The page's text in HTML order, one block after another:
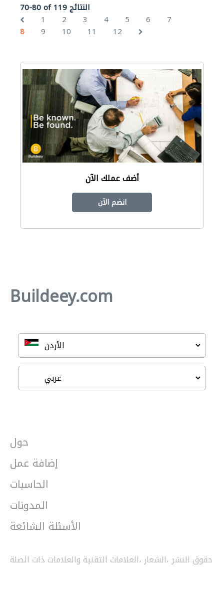
70-80 of 119 النتائج
1
2 3 4 5 6
7
8
9 10 11 12
أضف عملك الآن
انضم الآن
Buildeey.com
حول
إضافة عمل
الحاسبات
المدونات
الأسئلة الشائعة
حقوق النشر ،الشعار ،العلامات التقنية والعلامات ذات الصلة